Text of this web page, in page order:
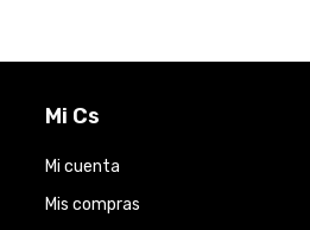
Mi Cs
Mi cuenta
Mis compras